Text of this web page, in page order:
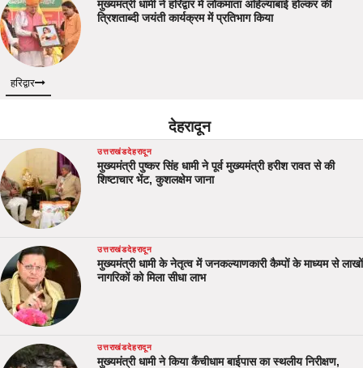
मुख्यमंत्री धामी ने हरिद्वार में लोकमाता अहिल्याबाई होल्कर की
त्रिशताब्दी जयंती कार्यक्रम में प्रतिभाग किया
हरिद्वार
देहरादून
उत्तराखंडदेहरादून
मुख्यमंत्री पुष्कर सिंह धामी ने पूर्व मुख्यमंत्री हरीश रावत से की
शिष्टाचार भेंट, कुशलक्षेम जाना
उत्तराखंडदेहरादून
मुख्यमंत्री धामी के नेतृत्व में जनकल्याणकारी कैम्पों के माध्यम से लाखों
नागरिकों को मिला सीधा लाभ
उत्तराखंडदेहरादून
मुख्यमंत्री धामी ने किया कैंचीधाम बाईपास का स्थलीय निरीक्षण,